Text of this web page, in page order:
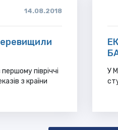
14.08.2018
півріччі
з країни
У